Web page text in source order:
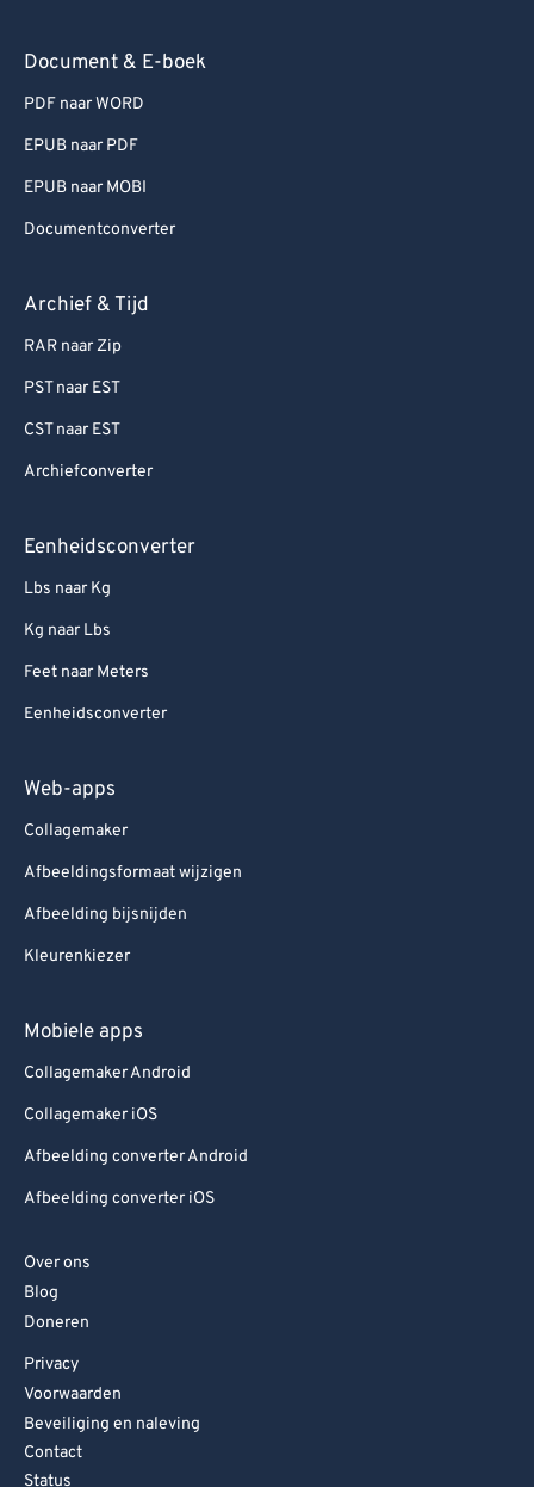
Document & E-boek
PDF naar WORD
EPUB naar PDF
EPUB naar MOBI
Documentconverter
Archief & Tijd
RAR naar Zip
PST naar EST
CST naar EST
Archiefconverter
Eenheidsconverter
Lbs naar Kg
Kg naar Lbs
Feet naar Meters
Eenheidsconverter
Web-apps
Collagemaker
Afbeeldingsformaat wijzigen
Afbeelding bijsnijden
Kleurenkiezer
Mobiele apps
Collagemaker Android
Collagemaker iOS
Afbeelding converter Android
Afbeelding converter iOS
Over ons
Blog
Doneren
Privacy
Voorwaarden
Beveiliging en naleving
Contact
Status